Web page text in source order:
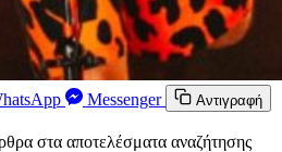
Messenger Αντιγραφή
στα αποτελέσματα αναζήτησης